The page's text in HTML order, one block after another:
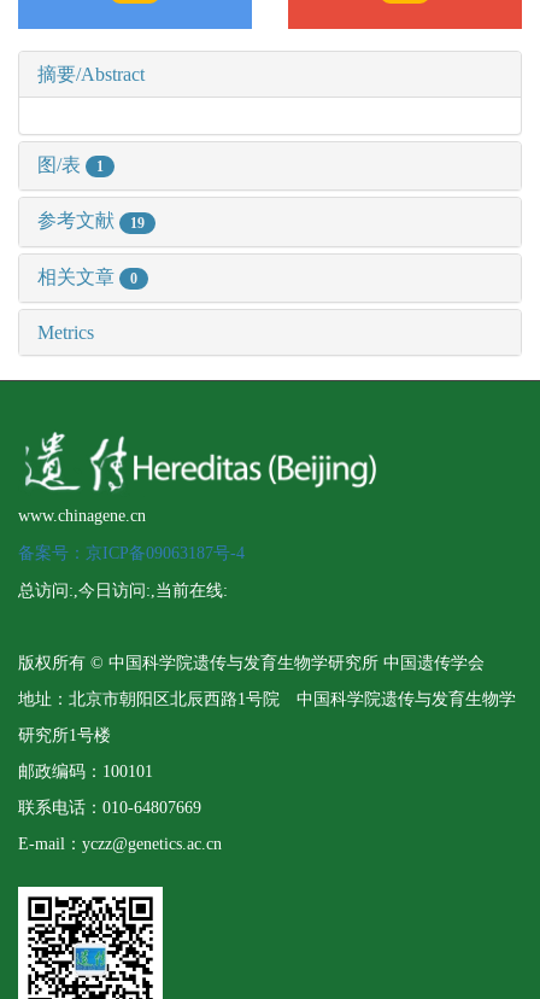
摘要/Abstract
图/表 1
参考文献 19
相关文章 0
Metrics
www.chinagene.cn
备案号：京ICP备09063187号-4
总访问:,今日访问:,当前在线:
版权所有 © 中国科学院遗传与发育生物学研究所 中国遗传学会
地址：北京市朝阳区北辰西路1号院 中国科学院遗传与发育生物学
研究所1号楼
邮政编码：100101
联系电话：010-64807669
E-mail：yczz@genetics.ac.cn